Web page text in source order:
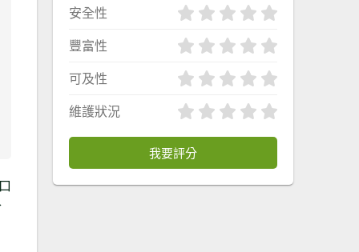
安全性
豐富性
可及性
維護狀況
我要評分